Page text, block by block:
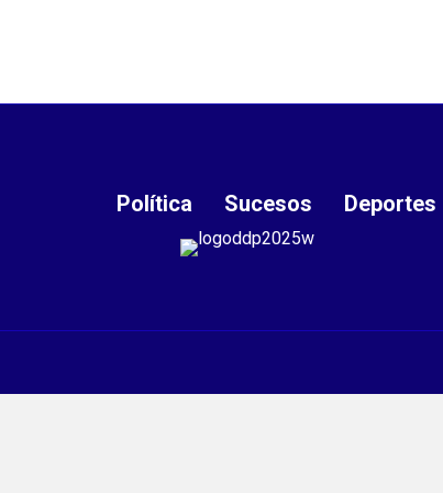
Política Sucesos Deportes